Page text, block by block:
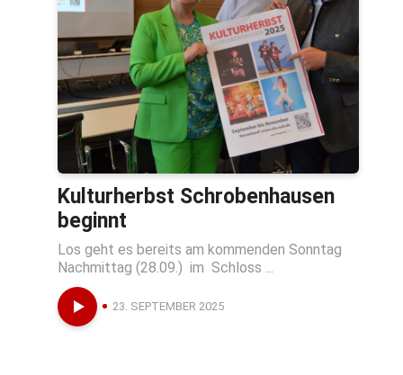
Kulturherbst Schrobenhausen
beginnt
Los geht es bereits am kommenden Sonntag
Nachmittag (28.09.) im Schloss ...
23. SEPTEMBER 2025